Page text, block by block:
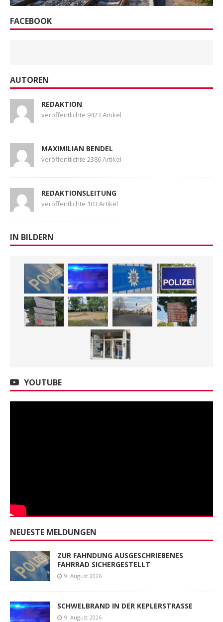
FACEBOOK
AUTOREN
REDAKTION
veröffentlichte 9423 Artikel
MAXIMILIAN BENDEL
veröffentlichte 2386 Artikel
REDAKTIONSLEITUNG
veröffentlichte 103 Artikel
IN BILDERN
YOUTUBE
NEUESTE MELDUNGEN
ZUR FAHNDUNG AUSGESCHRIEBENES
FAHRRAD SICHERGESTELLT
9. August 2026
SCHWELBRAND IN DER KEPLERSTRASSE
9. August 2026